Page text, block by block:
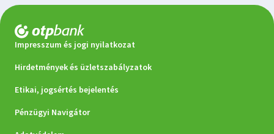
Impresszum és jogi nyilatkozat
Hirdetmények és üzletszabályzatok
Etikai, jogsértés bejelentés
Pénzügyi Navigátor